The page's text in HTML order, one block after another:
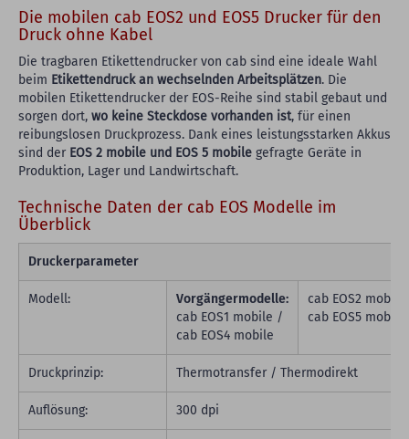
Die mobilen cab EOS2 und EOS5 Drucker für den
Druck ohne Kabel
Die tragbaren Etikettendrucker von cab sind eine ideale Wahl
beim Etikettendruck an wechselnden Arbeitsplätzen. Die
mobilen Etikettendrucker der EOS-Reihe sind stabil gebaut und
sorgen dort, wo keine Steckdose vorhanden ist, für einen
reibungslosen Druckprozess. Dank eines leistungsstarken Akkus
sind der EOS 2 mobile und EOS 5 mobile gefragte Geräte in
Produktion, Lager und Landwirtschaft.
Technische Daten der cab EOS Modelle im
Überblick
Druckerparameter
Modell:
Vorgängermodelle:
cab EOS1 mobile /
cab EOS4 mobile
cab EOS2
cab EOS5 mobile
Druckprinzip: Thermotransfer / Thermodirekt
Auflösung: 300 dpi